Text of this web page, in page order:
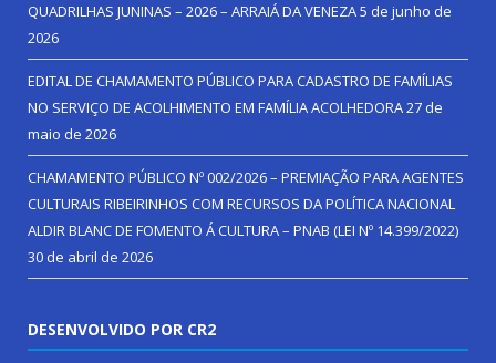
QUADRILHAS JUNINAS – 2026 – ARRAIÁ DA VENEZA5 de junho de
2026
EDITAL DE CHAMAMENTO PÚBLICO PARA CADASTRO DE FAMÍLIAS
NO SERVIÇO DE ACOLHIMENTO EM FAMÍLIA ACOLHEDORA27 de
maio de 2026
CHAMAMENTO PÚBLICO Nº 002/2026 – PREMIAÇÃO PARA AGENTES
CULTURAIS RIBEIRINHOS COM RECURSOS DA POLÍTICA NACIONAL
ALDIR BLANC DE FOMENTO Á CULTURA – PNAB (LEI Nº 14.399/2022)
30 de abril de 2026
DESENVOLVIDO POR CR2